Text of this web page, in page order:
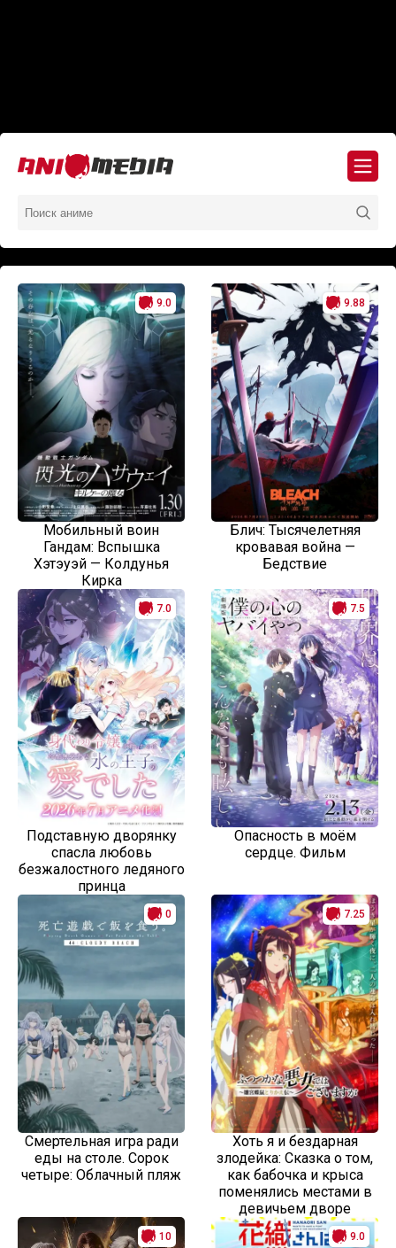
9.0
Мобильный воин
Гандам: Вспышка
Хэтэуэй — Колдунья
Кирка
9.88
Блич: Тысячелетняя
кровавая война —
Бедствие
7.0
Подставную дворянку
спасла любовь
безжалостного ледяного
принца
7.5
Опасность в моём
сердце. Фильм
0
Смертельная игра ради
еды на столе. Сорок
четыре: Облачный пляж
7.25
Хоть я и бездарная
злодейка: Сказка о том,
как бабочка и крыса
поменялись местами в
девичьем дворе
10 9.0